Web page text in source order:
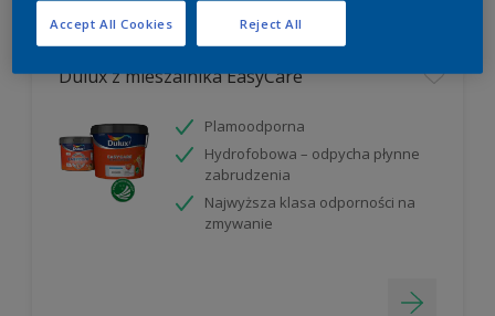
Dulux z mieszalnika EasyCare
Plamoodporna
Hydrofobowa – odpycha płynne
zabrudzenia
Najwyższa klasa odporności na
zmywanie
Reject All
Accept All Cookies